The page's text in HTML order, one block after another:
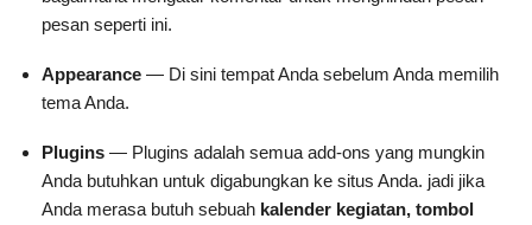
pesan seperti ini.
Appearance — Di sini tempat Anda sebelum Anda memilih
tema Anda.
Plugins — Plugins adalah semua add-ons yang mungkin
Anda butuhkan untuk digabungkan ke situs Anda. jadi jika
Anda merasa butuh sebuah kalender kegiatan, tombol